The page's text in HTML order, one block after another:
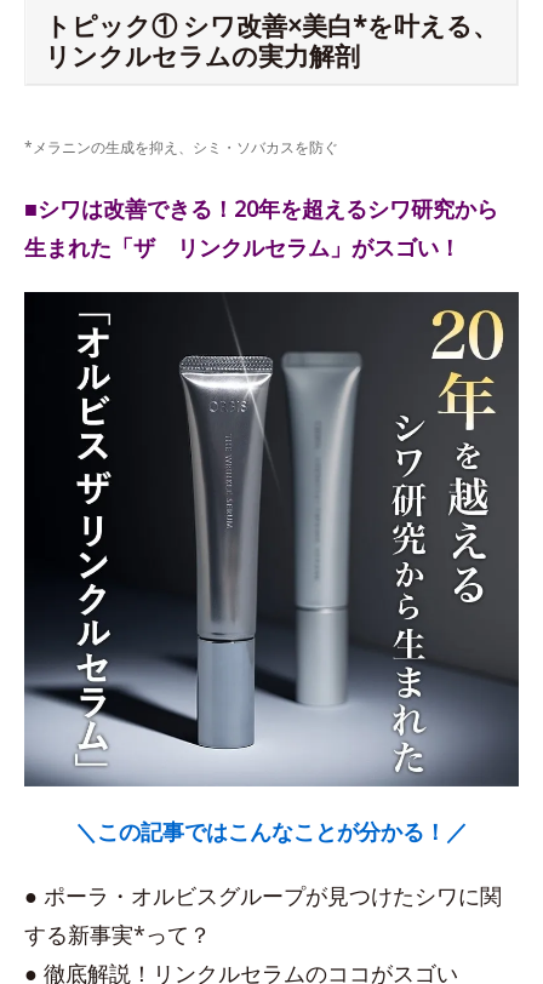
トピック① シワ改善×美白*を叶える、
リンクルセラムの実力解剖
*メラニンの生成を抑え、シミ・ソバカスを防ぐ
■シワは改善できる！20年を超えるシワ研究から
生まれた「ザ リンクルセラム」がスゴい！
＼この記事ではこんなことが分かる！／
● ポーラ・オルビスグループが見つけたシワに関
する新事実*って？
● 徹底解説！リンクルセラムのココがスゴい